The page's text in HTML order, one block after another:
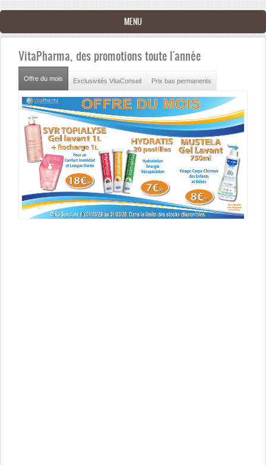
MENU
VitaPharma, des promotions toute l'année
Offre du mois (onglet actif)
Exclusivités VitaConseil Prix bas permanents